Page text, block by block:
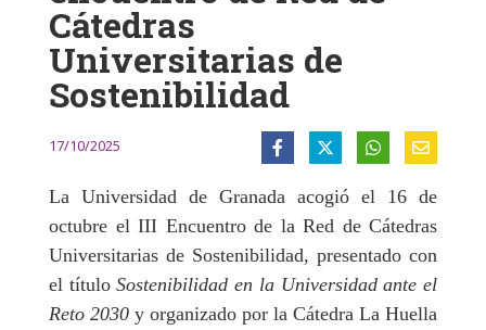
Cátedras
Universitarias de
Sostenibilidad
17/10/2025
La Universidad de Granada acogió el 16 de
octubre el III Encuentro de la Red de Cátedras
Universitarias de Sostenibilidad, presentado con
el títuloSostenibilidad en la Universidad ante el
Reto 2030 y organizado por la Cátedra La Huella